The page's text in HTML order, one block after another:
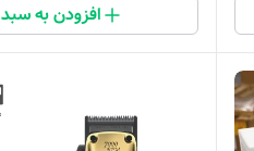
افزودن به سبد